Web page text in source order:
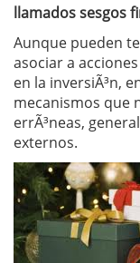
llamados sesgos
Aunque pueden
asociar a
en la inversiÃ³n,
mecanismos que
errÃ³neas,
externos.